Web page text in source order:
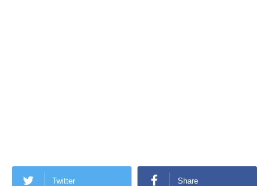
Twitter Share